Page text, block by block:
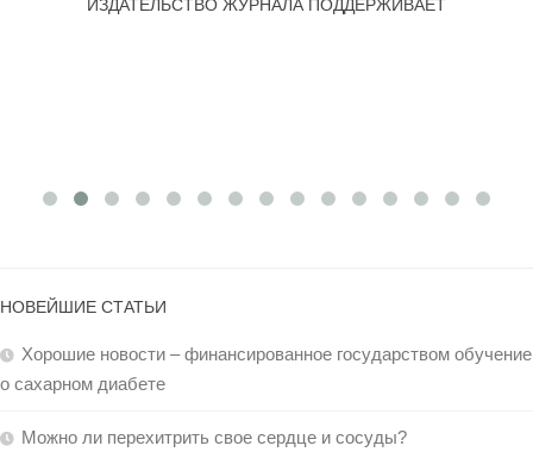
ИЗДАТЕЛЬСТВО ЖУРНАЛА ПОДДЕРЖИВАЕТ
НОВЕЙШИЕ СТАТЬИ
Хорошие новости – финансированное государством обучение
о сахарном диабете
Можно ли перехитрить свое сердце и сосуды?